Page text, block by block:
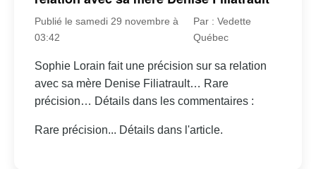
Publié le samedi 29 novembre à
03:42
Par : Vedette
Québec
Sophie Lorain fait une précision sur sa relation
avec sa mère Denise Filiatrault… Rare
précision… Détails dans les commentaires :
Rare précision... Détails dans l'article.